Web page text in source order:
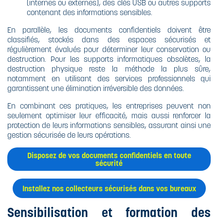
(internes ou externes), des clés USB ou autres supports
contenant des informations sensibles.
En parallèle, les documents confidentiels doivent être
classifiés, stockés dans des espaces sécurisés et
régulièrement évalués pour déterminer leur conservation ou
destruction. Pour les supports informatiques obsolètes, la
destruction physique reste la méthode la plus sûre,
notamment en utilisant des services professionnels qui
garantissent une élimination irréversible des données.
En combinant ces pratiques, les entreprises peuvent non
seulement optimiser leur efficacité, mais aussi renforcer la
protection de leurs informations sensibles, assurant ainsi une
gestion sécurisée de leurs opérations.
Disposez de vos documents confidentiels en toute
sécurité
Installez nos collecteurs sécurisés dans vos bureaux
Sensibilisation et formation des